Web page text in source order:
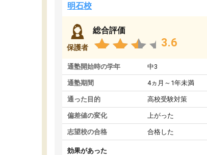
明石校
保護者
総合評価
3.6
通塾開始時の学年 中3
通塾期間 4ヵ月～1年未満
通った目的 高校受験対策
偏差値の変化 上がった
志望校の合格 合格した
効果があった